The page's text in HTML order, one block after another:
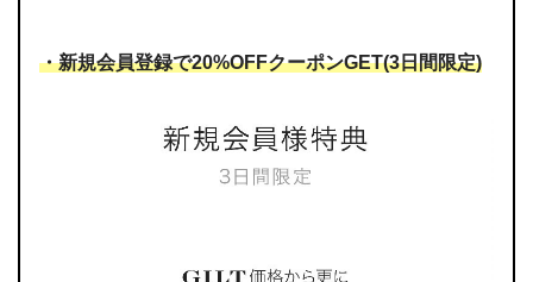
・新規会員登録で20%OFFクーポンGET(3日間限定)